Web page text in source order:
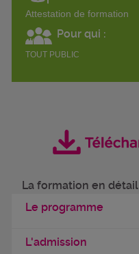
Attestation de formation
Pour qui :
TOUT PUBLIC
La formation en détail
Le programme
L'admission